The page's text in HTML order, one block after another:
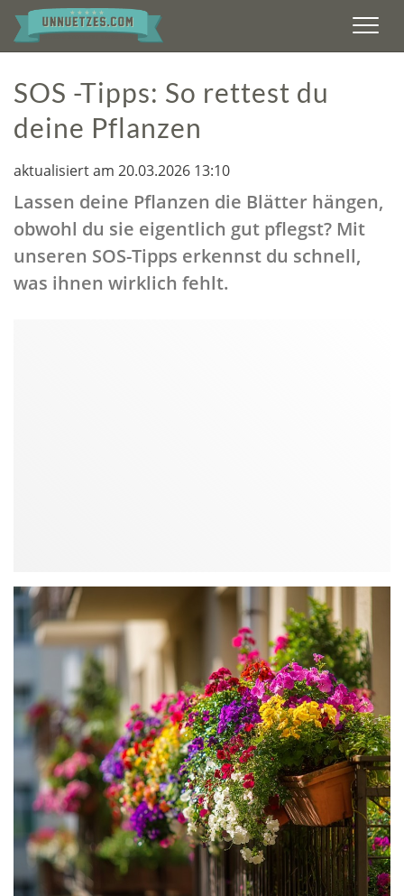
SOS -Tipps: So rettest du
deine Pflanzen
aktualisiert am 20.03.2026 13:10
Lassen deine Pflanzen die Blätter hängen,
obwohl du sie eigentlich gut pflegst? Mit
unseren SOS-Tipps erkennst du schnell,
was ihnen wirklich fehlt.